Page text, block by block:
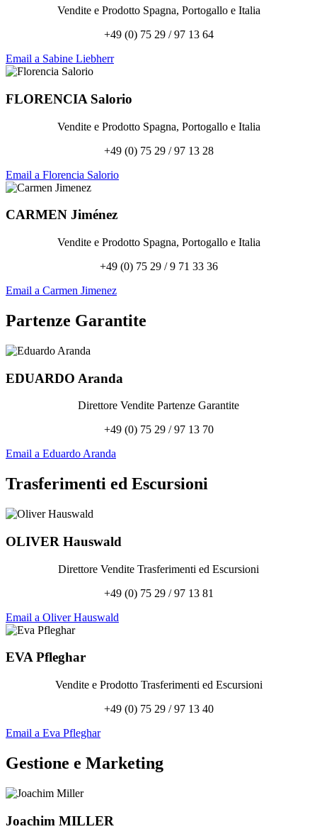
Vendite e Prodotto Spagna, Portogallo e Italia
+49 (0) 75 29 / 97 13 64
Email a Sabine Liebherr
FLORENCIA Salorio
Vendite e Prodotto Spagna, Portogallo e Italia
+49 (0) 75 29 / 97 13 28
Email a Florencia Salorio
CARMEN Jiménez
Vendite e Prodotto Spagna, Portogallo e Italia
+49 (0) 75 29 / 9 71 33 36
Email a Carmen Jimenez
Partenze Garantite
EDUARDO Aranda
Direttore Vendite Partenze Garantite
+49 (0) 75 29 / 97 13 70
Email a Eduardo Aranda
Trasferimenti ed Escursioni
OLIVER Hauswald
Direttore Vendite Trasferimenti ed Escursioni
+49 (0) 75 29 / 97 13 81
Email a Oliver Hauswald
EVAPfleghar
Vendite e Prodotto Trasferimenti ed Escursioni
+49 (0) 75 29 / 97 13 40
Email a Eva Pfleghar
Gestione e Marketing
Joachim MILLER